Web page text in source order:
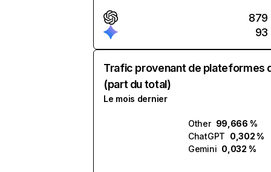
879
93
Trafic provenant de plateformes
(part du total)
Le mois dernier
Other 99,666 %
ChatGPT 0,302 %
Gemini 0,032 %